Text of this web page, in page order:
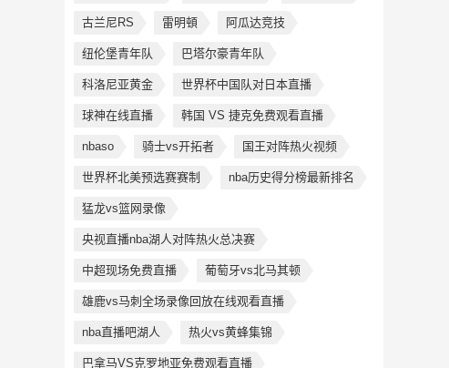
古兰尼RS 雷明頓 阿瓜达竞技
纽伦堡青年队 巴塔尔豪青年队
科洛尼亚黄金 世界杯中国队对日本直播
球神在线直播 韩国 VS 捷克免费观看直播
nbaso 骑士vs开拓者 国王对阵热火视频
世界杯北美预选赛赛制 nba历史得分榜最新排名
猛龙vs篮网录像
央视直播nba湖人对阵热火总决赛
中超现场免费直播 葡萄牙vs北马其顿
雄鹿vs马刺全场录像回放在线观看直播
nba直播吧湖人 热火vs黄蜂集锦
巴拿马VS克罗地亚免费观看直播